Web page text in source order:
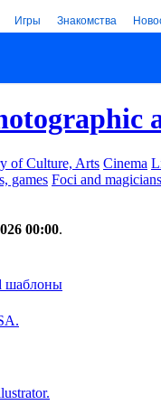
Игры Знакомства
of Culture, Arts Cinema
games Foci and magicians
00:00.
шаблоны